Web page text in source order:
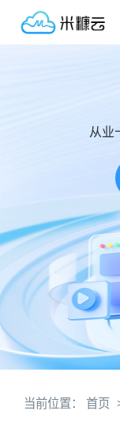
从业
当前位置： 首页